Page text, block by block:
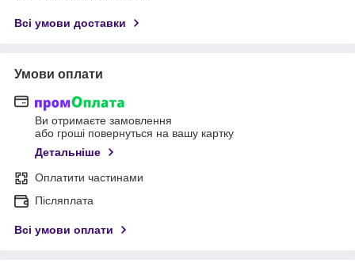
Всі умови доставки
Умови оплати
Ви отримаєте замовлення
або гроші повернуться на вашу картку
Детальніше
Оплатити частинами
Післяплата
Всі умови оплати